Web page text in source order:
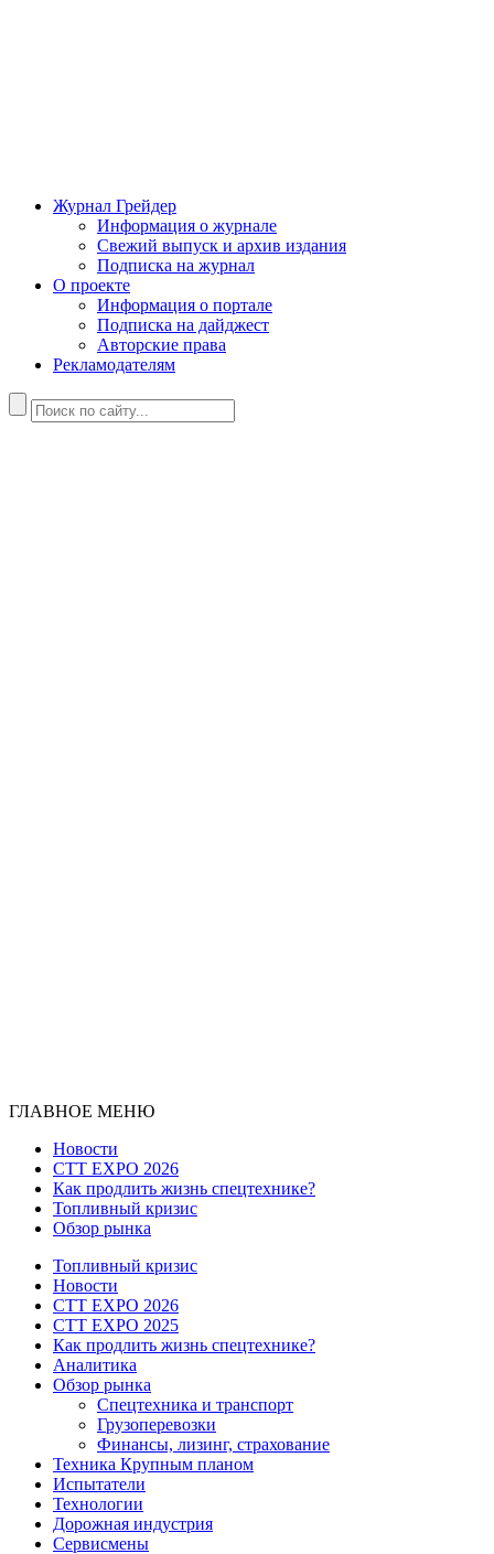
Журнал Грейдер
Информация о журнале
Свежий выпуск и архив издания
Подписка на журнал
О проекте
Информация о портале
Подписка на дайджест
Авторские права
Рекламодателям
ГЛАВНОЕ МЕНЮ
Новости
CTT EXPO 2026
Как продлить жизнь спецтехнике?
Топливный кризис
Обзор рынка
Топливный кризис
Новости
CTT EXPO 2026
CTT EXPO 2025
Как продлить жизнь спецтехнике?
Аналитика
Обзор рынка
Спецтехника и транспорт
Грузоперевозки
Финансы, лизинг, страхование
Техника Крупным планом
Испытатели
Технологии
Дорожная индустрия
Сервисмены